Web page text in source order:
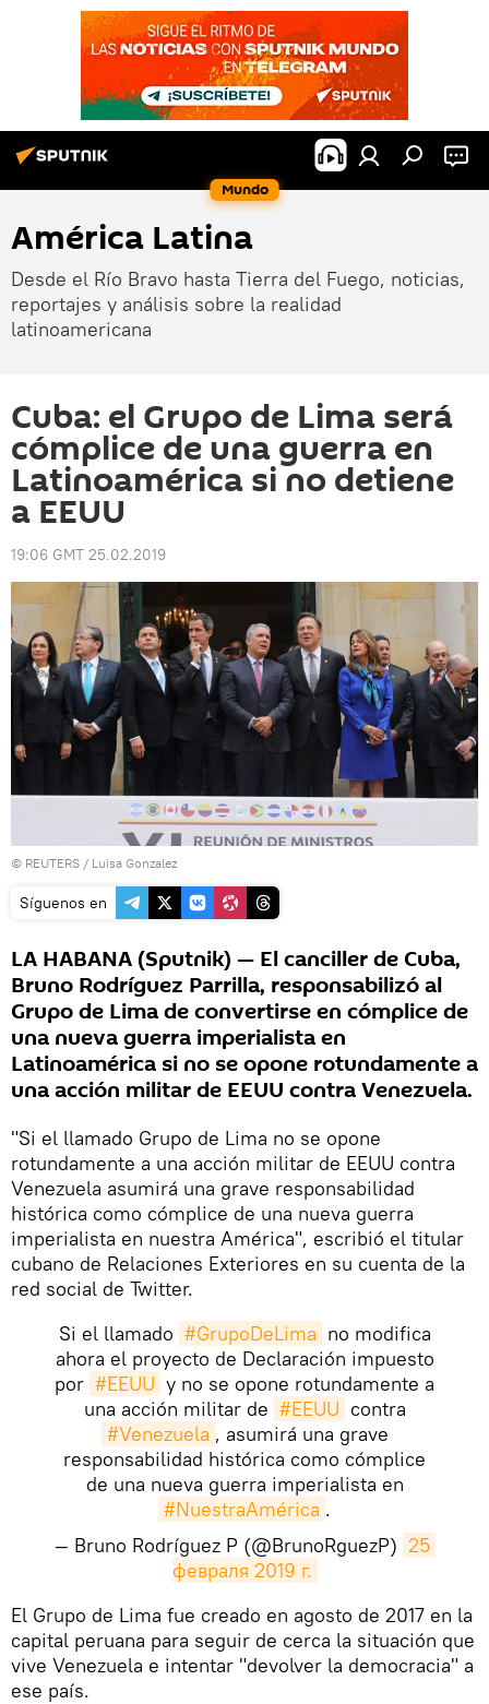
Mundo
América Latina
Desde el Río Bravo hasta Tierra del Fuego, noticias,
reportajes y análisis sobre la realidad
latinoamericana
Cuba: el Grupo de Lima será
cómplice de una guerra en
Latinoamérica si no detiene
a EEUU
19:06 GMT 25.02.2019
© REUTERS / Luisa Gonzalez
Síguenos en
LA HABANA (Sputnik) — El canciller de Cuba,
Bruno Rodríguez Parrilla, responsabilizó al
Grupo de Lima de convertirse en cómplice de
una nueva guerra imperialista en
Latinoamérica si no se opone rotundamente a
una acción militar de EEUU contra Venezuela.
"Si el llamado Grupo de Lima no se opone
rotundamente a una acción militar de EEUU contra
Venezuela asumirá una grave responsabilidad
histórica como cómplice de una nueva guerra
imperialista en nuestra América", escribió el titular
cubano de Relaciones Exteriores en su cuenta de la
red social de Twitter.
Si el llamado #GrupoDeLima no modifica
ahora el proyecto de Declaración impuesto
por #EEUU y no se opone rotundamente a
una acción militar de #EEUU contra
#Venezuela , asumirá una grave
responsabilidad histórica como cómplice
de una nueva guerra imperialista en
#NuestraAmérica .
— Bruno Rodríguez P (@BrunoRguezP) 25
февраля 2019 г.
​El Grupo de Lima fue creado en agosto de 2017 en la
capital peruana para seguir de cerca la situación que
vive Venezuela e intentar "devolver la democracia" a
ese país.